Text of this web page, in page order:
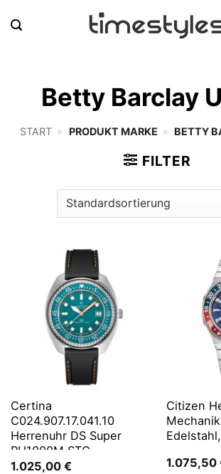
Inhalt
Betty Barclay
START » PRODUKT MARKE » BETTY
FILTER
Certina
C024.907.17.041.10
Herrenuhr DS Super
PH1000M STC
1.025,00 €
Citizen
1.075,50